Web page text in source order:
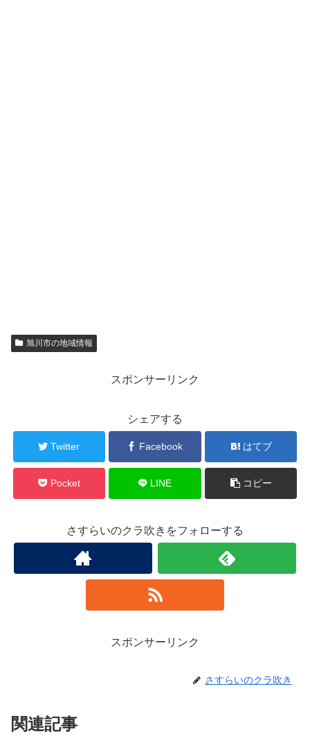
旭川市の地域情報
スポンサーリンク
シェアする
Twitter Facebook はてブ
Pocket LINE コピー
さすらいのクラ吹きをフォローする
スポンサーリンク
さすらいのクラ吹き
関連記事